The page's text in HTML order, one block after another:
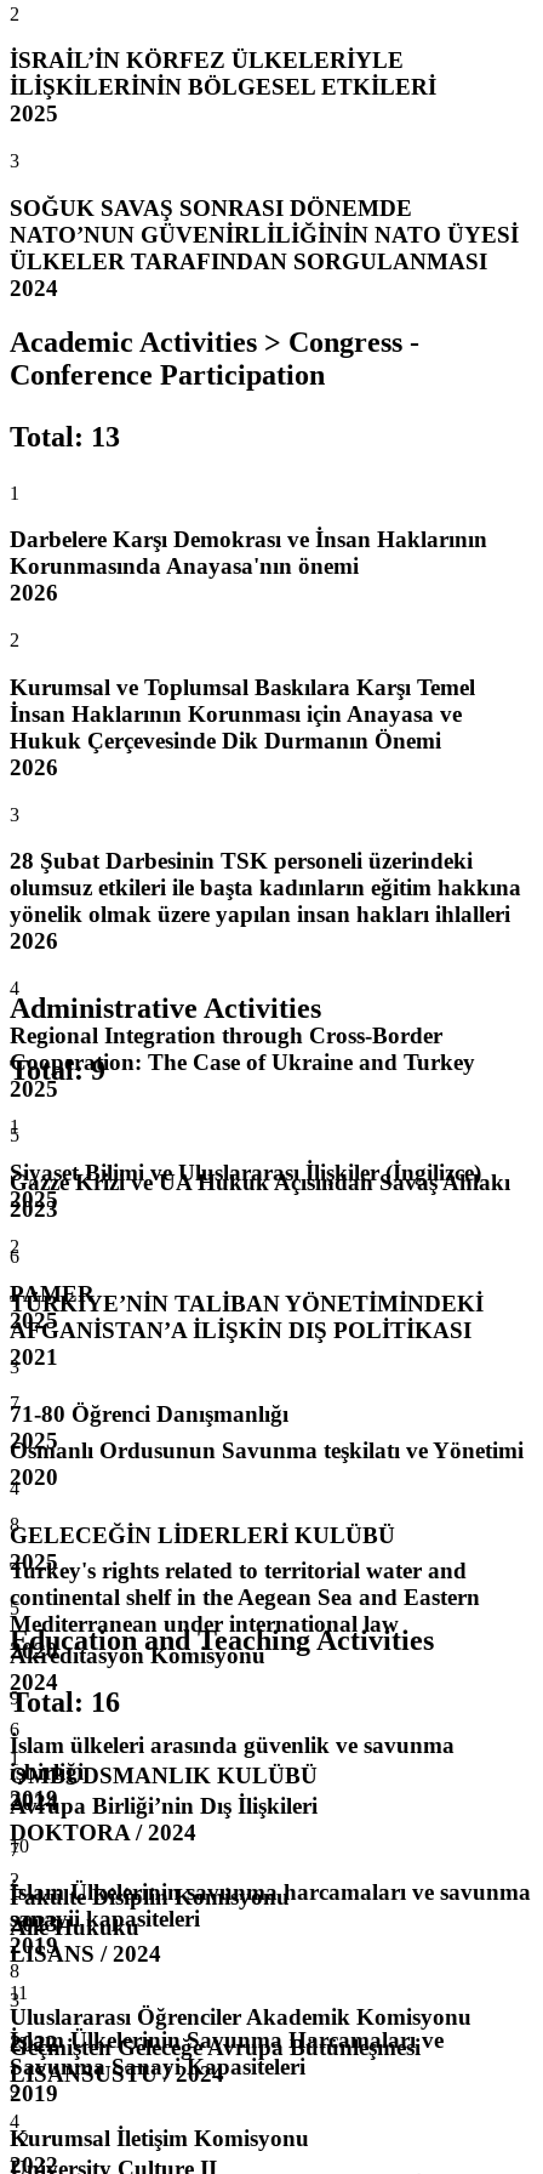
2
İSRAİL’İN KÖRFEZ ÜLKELERİYLE
İLİŞKİLERİNİN BÖLGESEL ETKİLERİ
2025
3
SOĞUK SAVAŞ SONRASI DÖNEMDE
NATO’NUN GÜVENİRLİLİĞİNİN NATO ÜYESİ
ÜLKELER TARAFINDAN SORGULANMASI
2024
Academic Activities > Congress -
Conference Participation
Total: 13
1
Darbelere Karşı Demokrası ve İnsan Haklarının
Korunmasında Anayasa'nın önemi
2026
2
Kurumsal ve Toplumsal Baskılara Karşı Temel
İnsan Haklarının Korunması için Anayasa ve
Hukuk Çerçevesinde Dik Durmanın Önemi
2026
3
28 Şubat Darbesinin TSK personeli üzerindeki
olumsuz etkileri ile başta kadınların eğitim hakkına
yönelik olmak üzere yapılan insan hakları ihlalleri
2026
4
Regional Integration through Cross-Border
Cooperation: The Case of Ukraine and Turkey
2025
5
Gazze Krizi ve UA Hukuk Açısından Savaş Ahlakı
2023
6
TÜRKİYE’NİN TALİBAN YÖNETİMİNDEKİ
AFGANİSTAN’A İLİŞKİN DIŞ POLİTİKASI
2021
7
Osmanlı Ordusunun Savunma teşkilatı ve Yönetimi
2020
8
Turkey's rights related to territorial water and
continental shelf in the Aegean Sea and Eastern
Mediterranean under international law
2020
9
İslam ülkeleri arasında güvenlik ve savunma
işbirliği
2019
10
İslam Ülkelerinin savunma harcamaları ve savunma
sanayii kapasiteleri
2019
11
İslam Ülkelerinin Savunma Harcamaları ve
Savunma Sanayi Kapasiteleri
2019
12
Administrative Activities
Total:9
1
Siyaset Bilimi ve Uluslararası İlişkiler (İngilizce)
2025
2
PAMER
2025
3
71-80 Öğrenci Danışmanlığı
2025
4
GELECEĞİN LİDERLERİ KULÜBÜ
2025
5
Akreditasyon Komisyonu
2024
6
OMBUDSMANLIK KULÜBÜ
2024
7
Fakülte Disiplin Komisyonu
2023
8
Uluslararası Öğrenciler Akademik Komisyonu
2022
9
Kurumsal İletişim Komisyonu
2022
Education and Teaching Activities
Total: 16
1
Avrupa Birliği’nin Dış İlişkileri
DOKTORA / 2024
2
Aile Hukuku
LISANS / 2024
3
Geçmişten Geleceğe Avrupa Bütünleşmesi
LISANSUSTU / 2024
4
University Culture II